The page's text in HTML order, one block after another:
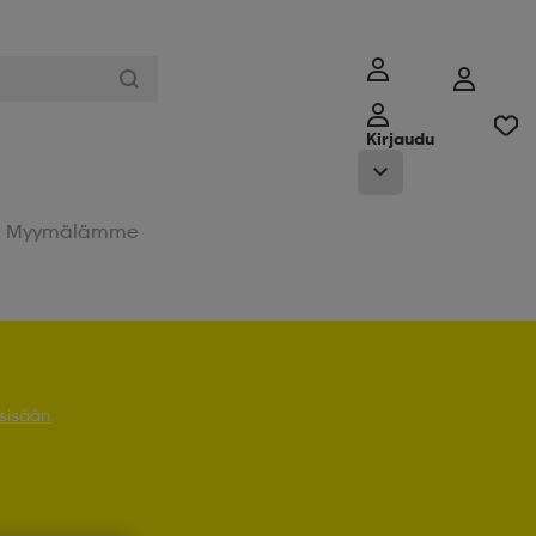
Kirjaudu
Myymälämme